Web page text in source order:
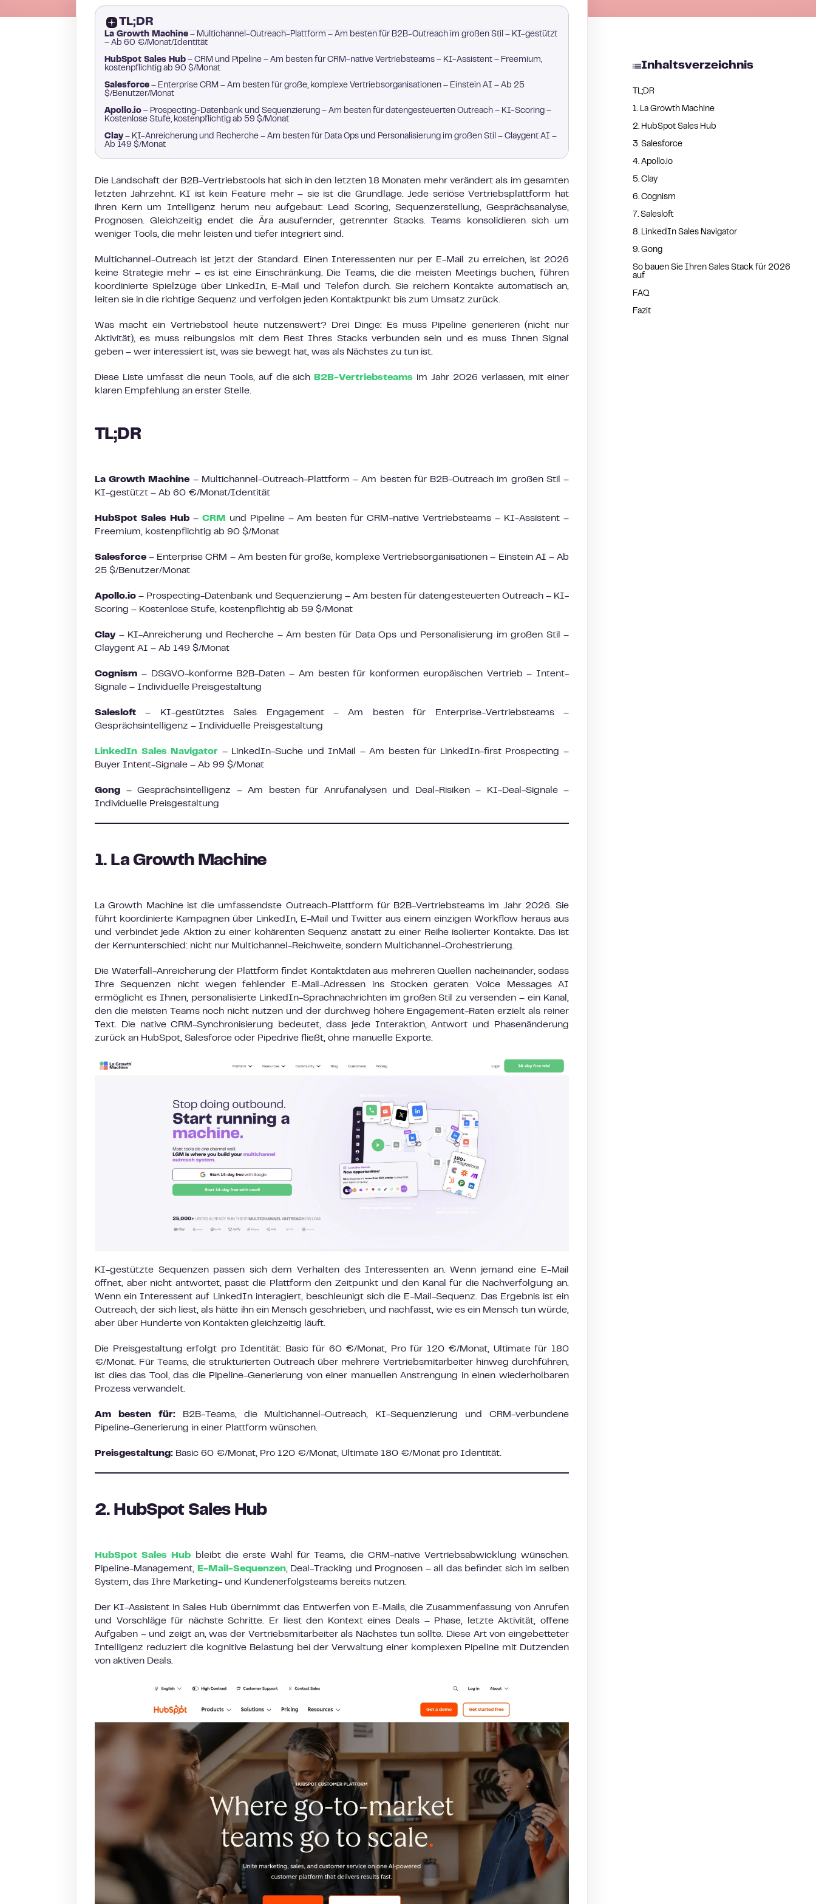
TL;DR
La Growth Machine – Multichannel-Outreach-Plattform – Am besten für B2B-Outreach im großen Stil – KI-gestützt
– Ab 60 €/Monat/Identität
HubSpot Sales Hub – CRM und Pipeline – Am besten für CRM-native Vertriebsteams – KI-Assistent – Freemium,
kostenpflichtig ab 90 $/Monat
Salesforce – Enterprise CRM – Am besten für große, komplexe Vertriebsorganisationen – Einstein AI – Ab 25
$/Benutzer/Monat
Apollo.io – Prospecting-Datenbank und Sequenzierung – Am besten für datengesteuerten Outreach – KI-Scoring –
Kostenlose Stufe, kostenpflichtig ab 59 $/Monat
Clay – KI-Anreicherung und Recherche – Am besten für Data Ops und Personalisierung im großen Stil – Claygent AI –
Ab 149 $/Monat
Inhaltsverzeichnis
TL;DR
1. La Growth Machine
2. HubSpot Sales Hub
3. Salesforce
4. Apollo.io
5. Clay
6. Cognism
7. Salesloft
8. LinkedIn Sales Navigator
9. Gong
So bauen Sie Ihren Sales Stack für 2026
auf
FAQ
Fazit
Die Landschaft der B2B-Vertriebstools hat sich in den letzten 18 Monaten mehr verändert als im gesamten
letzten Jahrzehnt. KI ist kein Feature mehr – sie ist die Grundlage. Jede seriöse Vertriebsplattform hat
ihren Kern um Intelligenz herum neu aufgebaut: Lead Scoring, Sequenzerstellung, Gesprächsanalyse,
Prognosen. Gleichzeitig endet die Ära ausufernder, getrennter Stacks. Teams konsolidieren sich um
weniger Tools, die mehr leisten und tiefer integriert sind.
Multichannel-Outreach ist jetzt der Standard. Einen Interessenten nur per E-Mail zu erreichen, ist 2026
keine Strategie mehr – es ist eine Einschränkung. Die Teams, die die meisten Meetings buchen, führen
koordinierte Spielzüge über LinkedIn, E-Mail und Telefon durch. Sie reichern Kontakte automatisch an,
leiten sie in die richtige Sequenz und verfolgen jeden Kontaktpunkt bis zum Umsatz zurück.
Was macht ein Vertriebstool heute nutzenswert? Drei Dinge: Es muss Pipeline generieren (nicht nur
Aktivität), es muss reibungslos mit dem Rest Ihres Stacks verbunden sein und es muss Ihnen Signal
geben – wer interessiert ist, was sie bewegt hat, was als Nächstes zu tun ist.
Diese Liste umfasst die neun Tools, auf die sich B2B-Vertriebsteams im Jahr 2026 verlassen, mit einer
klaren Empfehlung an erster Stelle.
TL;DR
La Growth Machine – Multichannel-Outreach-Plattform – Am besten für B2B-Outreach im großen Stil –
KI-gestützt – Ab 60 €/Monat/Identität
HubSpot Sales Hub– CRM
und Pipeline – Am besten für CRM-native Vertriebsteams – KI-Assistent –
Freemium, kostenpflichtig ab 90 $/Monat
Salesforce – Enterprise CRM – Am besten für große, komplexe Vertriebsorganisationen – Einstein AI – Ab
25 $/Benutzer/Monat
Apollo.io – Prospecting-Datenbank und Sequenzierung – Am besten für datengesteuerten Outreach – KI-
Scoring – Kostenlose Stufe, kostenpflichtig ab 59 $/Monat
Clay– KI-Anreicherung und Recherche – Am besten für Data Ops und Personalisierung im großen Stil –
Claygent AI – Ab 149 $/Monat
Cognism – DSGVO-konforme B2B-Daten – Am besten für konformen europäischen Vertrieb – Intent-
Signale – Individuelle Preisgestaltung
Salesloft – KI-gestütztes Sales Engagement – Am besten für Enterprise-Vertriebsteams –
Gesprächsintelligenz – Individuelle Preisgestaltung
LinkedIn Sales Navigator – LinkedIn-Suche und InMail – Am besten für LinkedIn-first Prospecting –
Buyer Intent-Signale – Ab 99 $/Monat
Gong – Gesprächsintelligenz – Am besten für Anrufanalysen und Deal-Risiken – KI-Deal-Signale –
Individuelle Preisgestaltung
1. La Growth Machine
La Growth Machine ist die umfassendste Outreach-Plattform für B2B-Vertriebsteams im Jahr 2026. Sie
führt koordinierte Kampagnen über LinkedIn, E-Mail und Twitter aus einem einzigen Workflow heraus aus
und verbindet jede Aktion zu einer kohärenten Sequenz anstatt zu einer Reihe isolierter Kontakte. Das ist
der Kernunterschied: nicht nur Multichannel-Reichweite, sondern Multichannel-Orchestrierung.
Die Waterfall-Anreicherung der Plattform findet Kontaktdaten aus mehreren Quellen nacheinander, sodass
Ihre Sequenzen nicht wegen fehlender E-Mail-Adressen ins Stocken geraten. Voice Messages AI
ermöglicht es Ihnen, personalisierte LinkedIn-Sprachnachrichten im großen Stil zu versenden – ein Kanal,
den die meisten Teams noch nicht nutzen und der durchweg höhere Engagement-Raten erzielt als reiner
Text. Die native CRM-Synchronisierung bedeutet, dass jede Interaktion, Antwort und Phasenänderung
zurück an HubSpot, Salesforce oder Pipedrive fließt, ohne manuelle Exporte.
KI-gestützte Sequenzen passen sich dem Verhalten des Interessenten an. Wenn jemand eine E-Mail
öffnet, aber nicht antwortet, passt die Plattform den Zeitpunkt und den Kanal für die Nachverfolgung an.
Wenn ein Interessent auf LinkedIn interagiert, beschleunigt sich die E-Mail-Sequenz. Das Ergebnis ist ein
Outreach, der sich liest, als hätte ihn ein Mensch geschrieben, und nachfasst, wie es ein Mensch tun würde,
aber über Hunderte von Kontakten gleichzeitig läuft.
Die Preisgestaltung erfolgt pro Identität: Basic für 60 €/Monat, Pro für 120 €/Monat, Ultimate für 180
€/Monat. Für Teams, die strukturierten Outreach über mehrere Vertriebsmitarbeiter hinweg durchführen,
ist dies das Tool, das die Pipeline-Generierung von einer manuellen Anstrengung in einen wiederholbaren
Prozess verwandelt.
Am besten für:B2B-Teams, die Multichannel-Outreach, KI-Sequenzierung und CRM-verbundene
Pipeline-Generierung in einer Plattform wünschen.
Preisgestaltung: Basic 60 €/Monat, Pro 120 €/Monat, Ultimate 180 €/Monat pro Identität.
2. HubSpot Sales Hub
HubSpot Sales Hub bleibt die erste Wahl für Teams, die CRM-native Vertriebsabwicklung wünschen.
Pipeline-Management, E-Mail-Sequenzen, Deal-Tracking und Prognosen – all das befindet sich im selben
System, das Ihre Marketing- und Kundenerfolgsteams bereits nutzen.
Der KI-Assistent in Sales Hub übernimmt das Entwerfen von E-Mails, die Zusammenfassung von Anrufen
und Vorschläge für nächste Schritte. Er liest den Kontext eines Deals – Phase, letzte Aktivität, offene
Aufgaben – und zeigt an, was der Vertriebsmitarbeiter als Nächstes tun sollte. Diese Art von eingebetteter
Intelligenz reduziert die kognitive Belastung bei der Verwaltung einer komplexen Pipeline mit Dutzenden
von aktiven Deals.